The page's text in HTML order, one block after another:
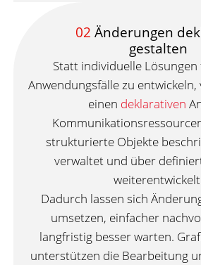
02 Änderungen
gestalten
Statt individuelle
Anwendungsfälle zu
einen deklarativen
strukturierte Objekte
verwaltet und über
Dadurch lassen sich
umsetzen, einfacher
langfristig besser warten.
unterstützen die Bearbeitung